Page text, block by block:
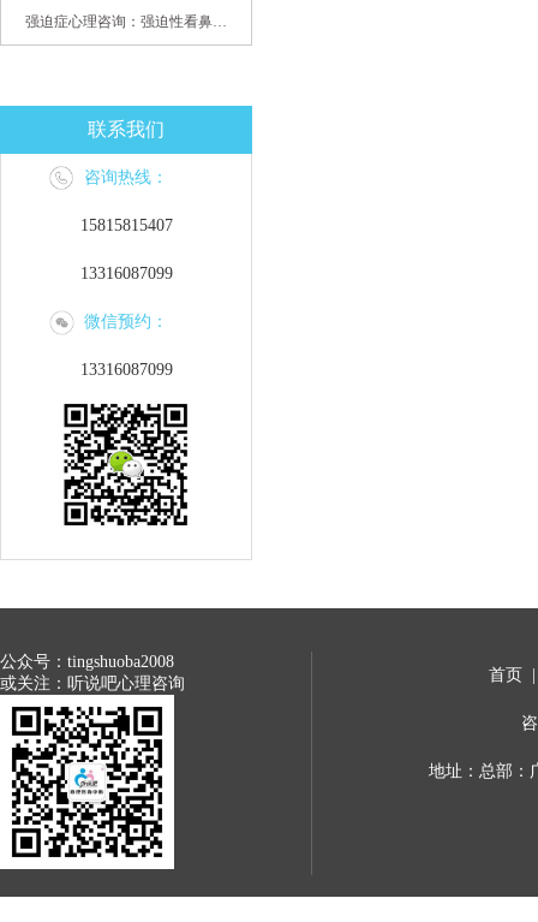
强迫症心理咨询：强迫性看鼻尖，害我无法学习
联系我们
咨询热线：
15815815407
13316087099
微信预约：
13316087099
公众号：tingshuoba2008
或关注：听说吧心理咨询
首页
地址：总部：